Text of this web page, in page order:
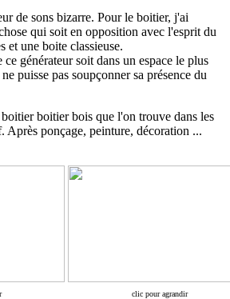
de sons bizarre. Pour le boitier, j'ai
qui soit en opposition avec l'esprit du
et une boite classieuse.
générateur soit dans un espace le plus
puisse pas soupçonner sa présence du
boitier bois que l'on trouve dans les
Après ponçage, peinture, décoration ...
clic pour agrandir